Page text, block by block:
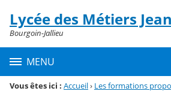
Menu de la rubrique
Contenu
Lycée des Métiers
Bourgoin-Jallieu
MENU
Vous êtes ici : Accueil› Les formations